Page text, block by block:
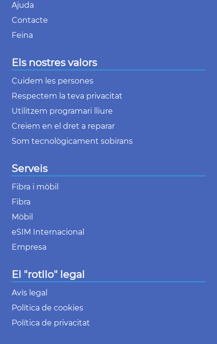
Ajuda
Contacte
Feina
Els nostres valors
Cuidem les persones
Respectem la teva privacitat
Utilitzem programari lliure
Creiem en el dret a reparar
Som tecnològicament sobirans
Serveis
Fibra i mòbil
Fibra
Mòbil
eSIM Internacional
Empresa
El "rotllo" legal
Avís legal
Política de cookies
Política de privacitat